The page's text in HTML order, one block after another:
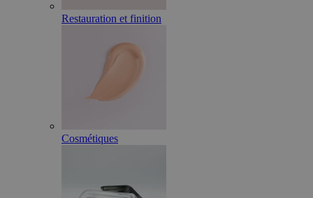
Restauration et finition
Cosmétiques